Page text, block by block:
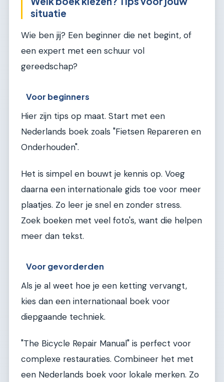
situatie
Wie ben jij? Een beginner die net begint, of
een expert met een schuur vol
gereedschap?
Voor beginners
Hier zijn tips op maat. Start met een
Nederlands boek zoals "Fietsen Repareren en
Onderhouden".
Het is simpel en bouwt je kennis op. Voeg
daarna een internationale gids toe voor meer
plaatjes. Zo leer je snel en zonder stress.
Zoek boeken met veel foto's, want die helpen
meer dan tekst.
Voor gevorderden
Als je al weet hoe je een ketting vervangt,
kies dan een internationaal boek voor
diepgaande techniek.
"The Bicycle Repair Manual" is perfect voor
complexe restauraties. Combineer het met
een Nederlands boek voor lokale merken. Zo